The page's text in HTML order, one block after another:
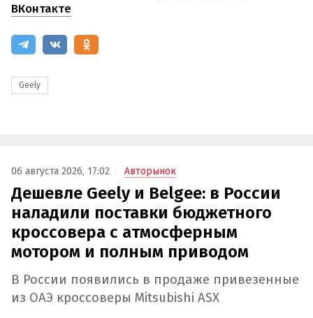
ВКонтакте
Geely
06 августа 2026, 17:02 Авторынок
Дешевле Geely и Belgee: в России
наладили поставки бюджетного
кроссовера с атмосферным
мотором и полным приводом
В России появились в продаже привезенные
из ОАЭ кроссоверы Mitsubishi ASX